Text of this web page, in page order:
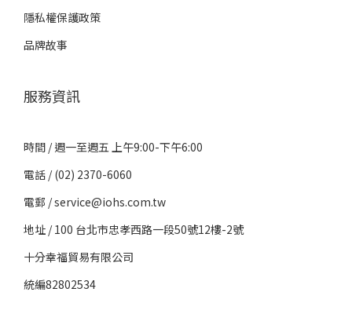
隱私權保護政策
品牌故事
服務資訊
時間 / 週一至週五 上午9:00-下午6:00
電話 / (02) 2370-6060
電郵 / service@iohs.com.tw
地址 / 100 台北市忠孝西路一段50號12樓-2號
十分幸福貿易有限公司
統編82802534